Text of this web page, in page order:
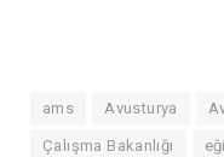
ams Avusturya
Çalışma Bakanlığı